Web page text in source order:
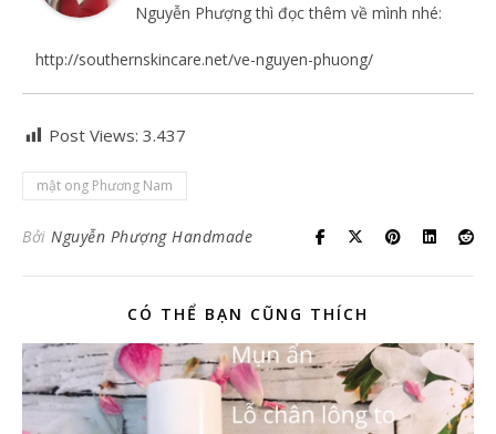
Nguyễn Phượng thì đọc thêm về mình nhé:
http://southernskincare.net/ve-nguyen-phuong/
Post Views: 3.437
mật ong Phương Nam
Bởi Nguyễn Phượng Handmade
CÓ THỂ BẠN CŨNG THÍCH